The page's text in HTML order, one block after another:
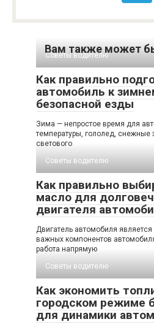
Вам также может
Советы водителю
Как правильно
автомобиль к
безопасной езды
Зима — непростое время для
температуры, гололед,
светового
Советы водителю
Как правильно
масло для
двигателя
Двигатель автомобиля
важных компонентов
работа напрямую
Советы водителю
Как экономить
городском режиме
для динамики